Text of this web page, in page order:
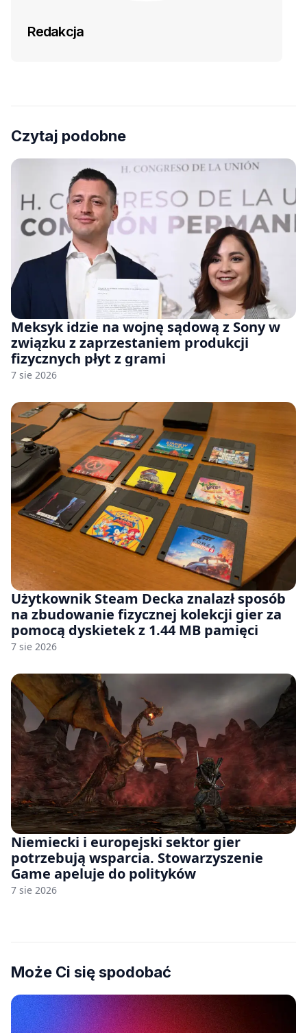
Redakcja
Czytaj podobne
Meksyk idzie na wojnę sądową z Sony w
związku z zaprzestaniem produkcji
fizycznych płyt z grami
7 sie 2026
Użytkownik Steam Decka znalazł sposób
na zbudowanie fizycznej kolekcji gier za
pomocą dyskietek z 1.44 MB pamięci
7 sie 2026
Niemiecki i europejski sektor gier
potrzebują wsparcia. Stowarzyszenie
Game apeluje do polityków
7 sie 2026
Może Ci się spodobać